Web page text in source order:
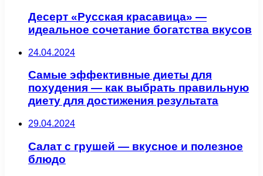
Десерт «Русская красавица» —
идеальное сочетание богатства вкусов
24.04.2024
Самые эффективные диеты для
похудения — как выбрать правильную
диету для достижения результата
29.04.2024
Салат с грушей — вкусное и полезное
блюдо